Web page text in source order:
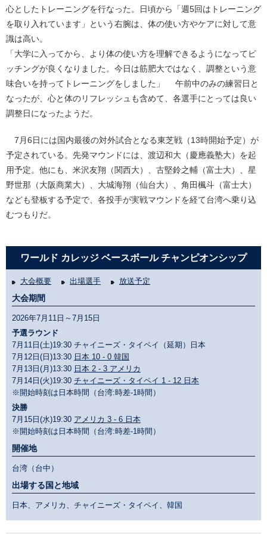
心としたトレーニングを行なった。日頃から「週5回はトレーニング
を取り入れています」という右腕は、体の使い方やケアに対して意
識は高い。
「大学に入ってから、より体の使い方を理解できるようになってピ
ッチングが良くなりました。今日は筋肥大ではなく、調整という意
味合いを持ってトレーニングをしました」 午前中のみの練習日と
なったが、心と体のリフレッシュも含めて、各選手にとっては良い
調整日になったようだ。
7月6日には国内最後の対外試合となる東芝戦（13時開始予定）が
予定されている。先発マウンドには、渡辺和大（慶應義塾大）を起
用予定。他にも、米沢友翔（関西大）、古堅鈴之輔（富士大）、星
野世那（大阪商業大）、大城海翔（仙台大）、角田楓斗（富士大）
なども登板する予定で、各投手が実戦マウンドを経て台湾へ乗り込
むつもりだ。
ワールド カレッジ ベースボール チャンピオンシップ
大会概要 出場選手 放送予定
大会期間
2026年7月11日～7月15日
予選ラウンド
7月11日(土)19:30 チャイニーズ・タイペイ（延期）日本
7月12日(日)13:30 日本 10 - 0 韓国
7月13日(月)13:30 日本 2 - 3 アメリカ
7月14日(火)19:30 チャイニーズ・タイペイ 1 - 12 日本
※開始時刻は日本時間（台湾:時差-1時間）
決勝
7月15日(水)19:30 アメリカ 3 - 6 日本
※開始時刻は日本時間（台湾:時差-1時間）
開催地
台湾（台中）
出場する国と地域
日本、アメリカ、チャイニーズ・タイペイ、韓国